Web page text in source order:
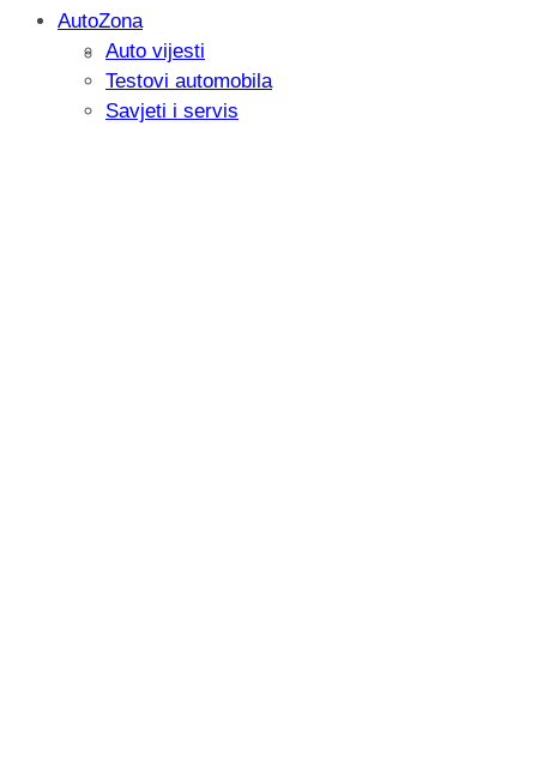
Savjetujemo: Što učiniti kada vaš
AutoZona
Auto vijesti
Testovi automobila
Savjeti i servis